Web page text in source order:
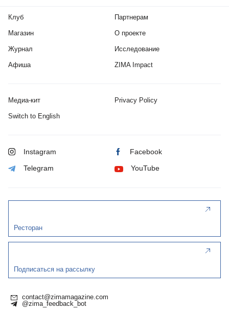
Клуб
Магазин
Журнал
Афиша
Партнерам
О проекте
Исследование
ZIMA Impact
Медиа-кит Privacy Policy
Switch to English
Instagram Facebook
Telegram YouTube
Ресторан
Подписаться на рассылку
contact@zimamagazine.com
@zima_feedback_bot